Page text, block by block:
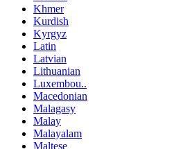
Khmer
Kurdish
Kyrgyz
Latin
Latvian
Lithuanian
Luxembou..
Macedonian
Malagasy
Malay
Malayalam
Maltese